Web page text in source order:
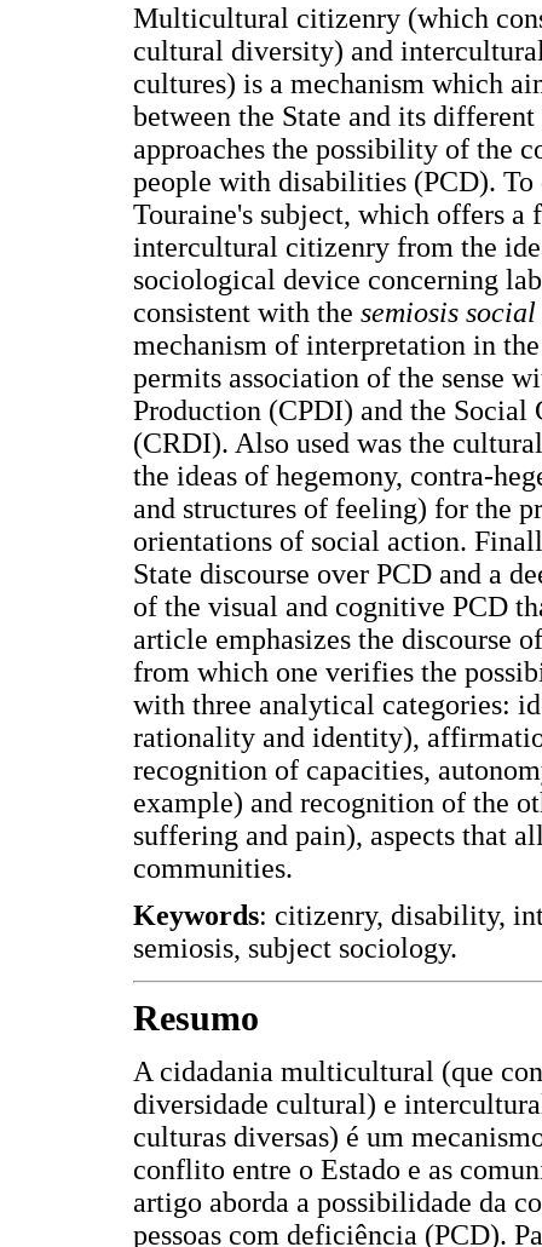
Multicultural citizenry (which
cultural diversity) and
cultures) is a mechanism which
between the State and its
approaches the possibility of the
people with disabilities (PCD).
Touraine's subject, which offers
intercultural citizenry from the
sociological device concerning
consistent with the semiosis social
mechanism of interpretation in
permits association of the sense
Production (CPDI) and the
(CRDI). Also used was the
the ideas of hegemony, contra-
and structures of feeling) for the
orientations of social action.
State discourse over PCD and a
of the visual and cognitive PCD
article emphasizes the discourse
from which one verifies the
with three analytical categories:
rationality and identity),
recognition of capacities,
example) and recognition of the
suffering and pain), aspects that
communities.
Keywords: citizenry, disability,
semiosis, subject sociology.
Resumo
A cidadania multicultural (que
diversidade cultural) e
culturas diversas) é um
conflito entre o Estado e as
artigo aborda a possibilidade da
pessoas com deficiência (PCD).